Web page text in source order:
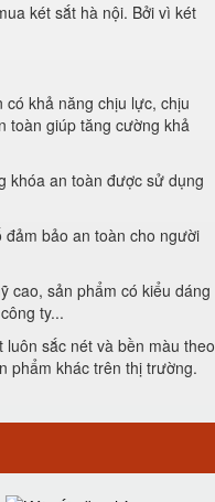
két sắt hà nội. Bởi vì két
khả năng chịu lực, chịu
toàn giúp tăng cường khả
khóa an toàn được sử dụng
bảo an toàn cho người
cao, sản phẩm có kiểu dáng
ty...
sắc nét và bền màu theo
phẩm khác trên thị trường.